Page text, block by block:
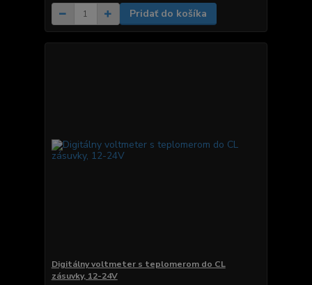
Pridať do košíka
Digitálny voltmeter s teplomerom do CL
zásuvky, 12-24V